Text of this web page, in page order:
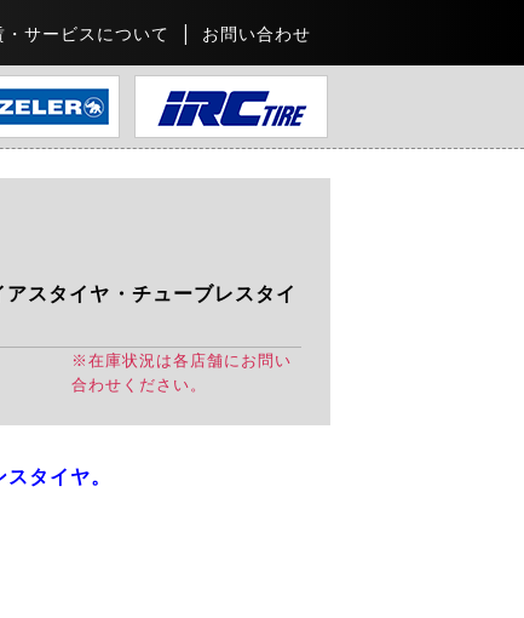
・サービスについて お問い合わせ
スタイヤ・チューブレスタイ
※在庫状況は各店舗にお問い
合わせください。
タイヤ。